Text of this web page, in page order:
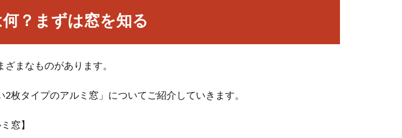
？まずは窓を知る
まなものがあります。
枚タイプのアルミ窓」についてご紹介していきます。
窓】